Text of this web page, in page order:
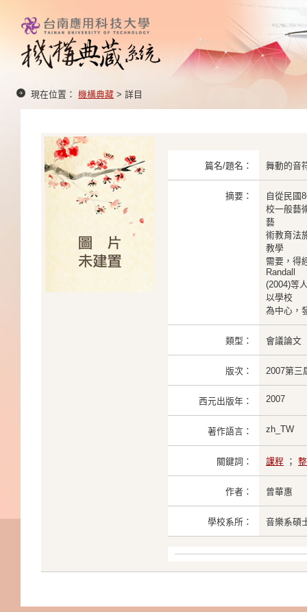
現在位置： 機構典藏 > 詳目
篇名/題名： 舞動的音
摘要：
自從民國
校一般藝
藝
術教育法
教學
需要，得
Randall
(2004)等
以學校
為中心，
類型： 會議論文
版次： 2007第三
西元出版年： 2007
著作語言： zh_TW
關鍵詞： 課程 ；
作者： 曾華惠
學校系所： 音樂系碩